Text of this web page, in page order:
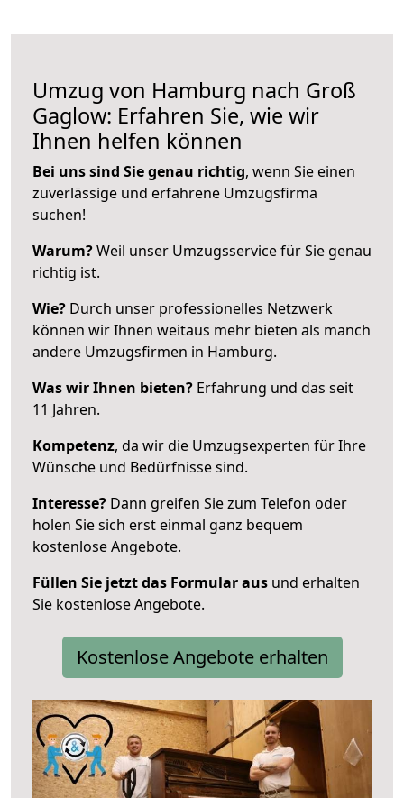
Umzug von Hamburg nach Groß
Gaglow: Erfahren Sie, wie wir
Ihnen helfen können
Bei uns sind Sie genau richtig, wenn Sie einen
zuverlässige und erfahrene Umzugsfirma
suchen!
Warum?Weil unser Umzugsservice für Sie genau
richtig ist.
Wie? Durch unser professionelles Netzwerk
können wir Ihnen weitaus mehr bieten als manch
andere Umzugsfirmen in Hamburg.
Was wir Ihnen bieten? Erfahrung und das seit
11 Jahren.
Kompetenz, da wir die Umzugsexperten für Ihre
Wünsche und Bedürfnisse sind.
Interesse? Dann greifen Sie zum Telefon oder
holen Sie sich erst einmal ganz bequem
kostenlose Angebote.
Füllen Sie jetzt das Formular aus und erhalten
Sie kostenlose Angebote.
Kostenlose Angebote erhalten